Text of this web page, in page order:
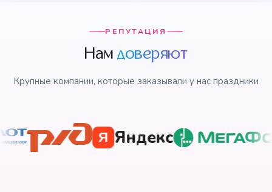
РЕПУТАЦИЯ
Намдоверяют
Крупные компании, которые заказывали у нас праздники
Я Яндекс